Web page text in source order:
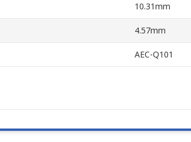
10.31mm
4.57mm
AEC-Q101